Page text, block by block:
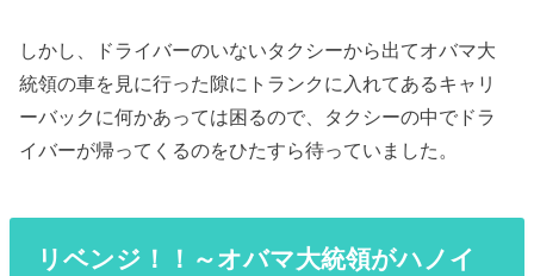
しかし、ドライバーのいないタクシーから出てオバマ大
統領の車を見に行った隙にトランクに入れてあるキャリ
ーバックに何かあっては困るので、タクシーの中でドラ
イバーが帰ってくるのをひたすら待っていました。
リベンジ！！～オバマ大統領がハノイ